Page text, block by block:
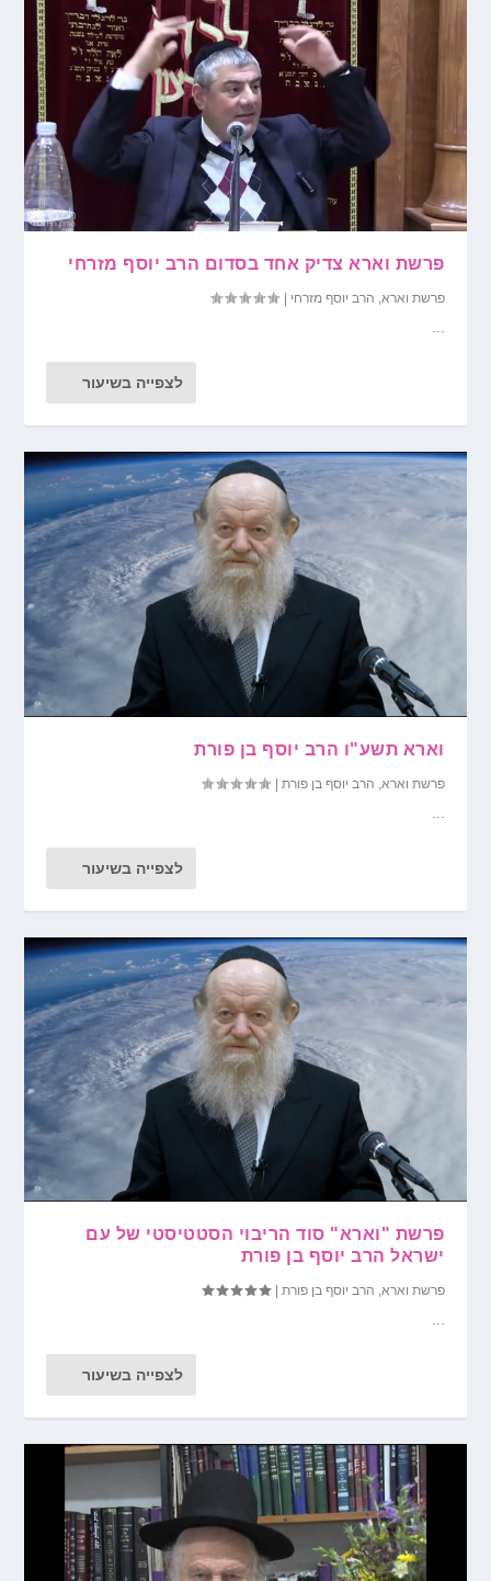
פרשת וארא צדיק אחד בסדום הרב יוסף מזרחי
פרשת וארא, הרב יוסף מזרחי |
לצפייה בשיעור
וארא תשע"ו הרב יוסף בן פורת
פרשת וארא הרב יוסף בן פורת |
לצפייה בשיעור
פרשת "וארא" סוד הריבוי הסטטיסטי של עם
ישראל הרב יוסף בן פורת
פרשת וארא, הרב יוסף בן פורת |
...
לצפייה בשיעור